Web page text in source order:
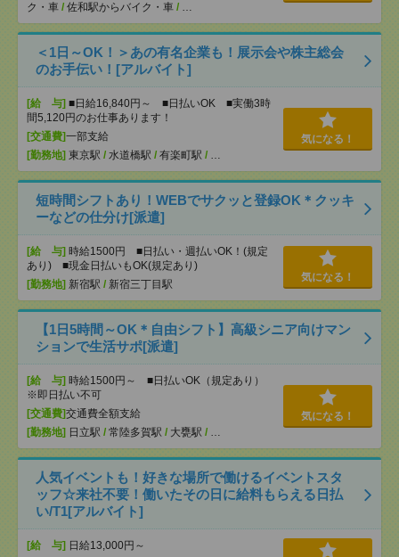
ク・車 / 佐和駅からバイク・車 / …
＜1日～OK！＞あの有名企業も！展示会や株主総会
のお手伝い！[アルバイト]
[給 与] ■日給16,840円～ ■日払いOK ■実働3時
間5,120円のお仕事あります！
[交通費]一部支給
[勤務地] 東京駅 / 水道橋駅 / 有楽町駅 / …
気になる！
短時間シフトあり！WEBでサクッと登録OK＊クッキ
ーなどの仕分け[派遣]
[給 与] 時給1500円 ■日払い・週払いOK！(規定
あり) ■現金日払いもOK(規定あり)
[勤務地] 新宿駅 / 新宿三丁目駅
気になる！
【1日5時間～OK＊自由シフト】高級シニア向けマン
ションで生活サポ[派遣]
[給 与] 時給1500円～ ■日払いOK（規定あり）
※即日払い不可
[交通費]交通費全額支給
[勤務地] 日立駅 / 常陸多賀駅 / 大甕駅 / …
気になる！
人気イベントも！好きな場所で働けるイベントスタ
ッフ☆来社不要！働いたその日に給料もらえる日払
い/T1[アルバイト]
[給 与] 日給13,000円～